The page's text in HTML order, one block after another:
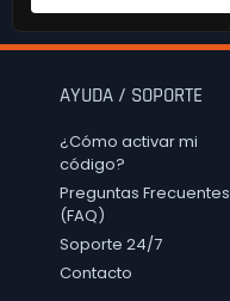
AYUDA / SOPORTE
¿Cómo activar mi
código?
Preguntas Frecuentes
(FAQ)
Soporte 24/7
Contacto